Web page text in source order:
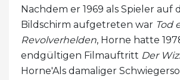
Nachdem er 1969 als Spieler auf
Bildschirm aufgetreten war Tod
Revolverhelden, Horne hatte
endgültigen Filmauftritt Der Wiz
Horne'Als damaliger